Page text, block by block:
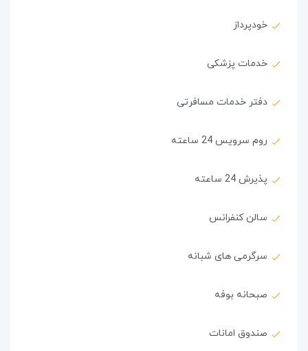
خودپرداز
خدمات پزشکی
دفتر خدمات مسافرتی
روم سرویس 24 ساعته
پذیرش 24 ساعته
سالن کنفرانس
سرگرمی های شبانه
صبحانه بوفه
صندوق امانات